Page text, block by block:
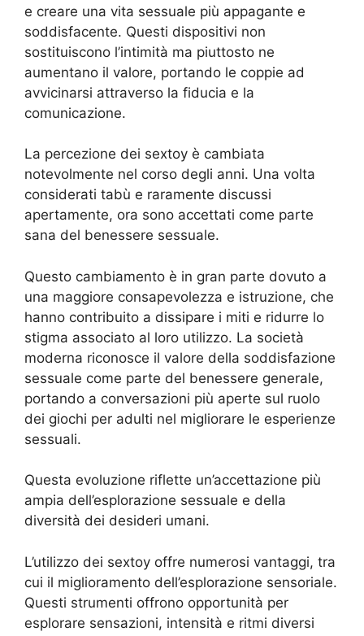
e creare una vita sessuale più appagante e
soddisfacente. Questi dispositivi non
sostituiscono l’intimità ma piuttosto ne
aumentano il valore, portando le coppie ad
avvicinarsi attraverso la fiducia e la
comunicazione.
La percezione dei sextoy è cambiata
notevolmente nel corso degli anni. Una volta
considerati tabù e raramente discussi
apertamente, ora sono accettati come parte
sana del benessere sessuale.
Questo cambiamento è in gran parte dovuto a
una maggiore consapevolezza e istruzione, che
hanno contribuito a dissipare i miti e ridurre lo
stigma associato al loro utilizzo. La società
moderna riconosce il valore della soddisfazione
sessuale come parte del benessere generale,
portando a conversazioni più aperte sul ruolo
dei giochi per adulti nel migliorare le esperienze
sessuali.
Questa evoluzione riflette un’accettazione più
ampia dell’esplorazione sessuale e della
diversità dei desideri umani.
L’utilizzo dei sextoy offre numerosi vantaggi, tra
cui il miglioramento dell’esplorazione sensoriale.
Questi strumenti offrono opportunità per
esplorare sensazioni, intensità e ritmi diversi